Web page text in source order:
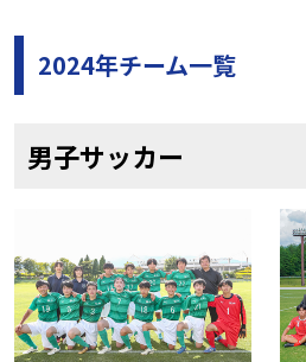
2024年チーム一覧
男子サッカー